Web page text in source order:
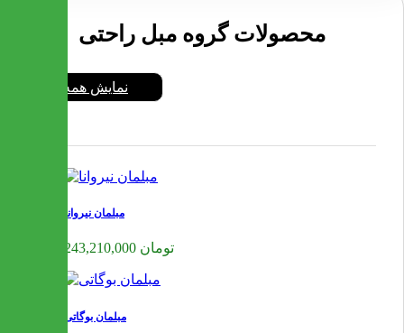
محصولات گروه مبل راحتی
نمایش همه
مبلمان نیروانا
243,210,000 تومان
مبلمان بوگاتی